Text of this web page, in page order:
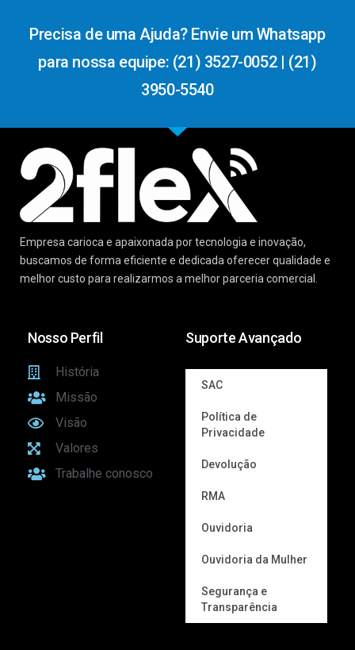
Precisa de uma Ajuda? Envie um Whatsapp
para nossa equipe: (21) 3527-0052 | (21)
3950-5540
Empresa carioca e apaixonada por tecnologia e inovação,
buscamos de forma eficiente e dedicada oferecer qualidade e
melhor custo para realizarmos a melhor parceria comercial.
Nosso Perfil
História
Missão
Visão
Valores
Trabalhe conosco
Suporte Avançado
SAC
Política de
Privacidade
Devolução
RMA
Ouvidoria
Ouvidoria da Mulher
Segurança e
Transparência